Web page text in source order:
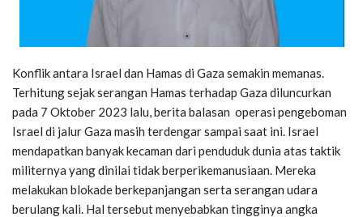
Konflik antara Israel dan Hamas di Gaza semakin memanas.
Terhitung sejak serangan Hamas terhadap Gaza diluncurkan
pada 7 Oktober 2023 lalu, berita balasan operasi pengeboman
Israel di jalur Gaza masih terdengar sampai saat ini. Israel
mendapatkan banyak kecaman dari penduduk dunia atas taktik
militernya yang dinilai tidak berperikemanusiaan. Mereka
melakukan blokade berkepanjangan serta serangan udara
berulang kali. Hal tersebut menyebabkan tingginya angka